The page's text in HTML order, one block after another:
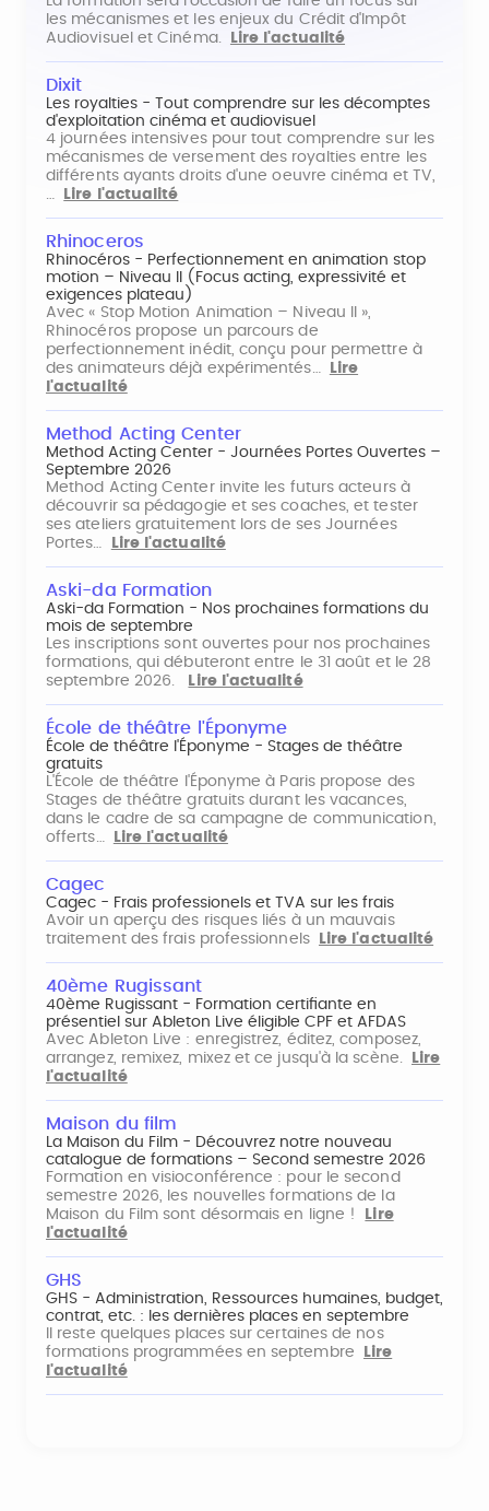
les mécanismes et les enjeux du Crédit d'Impôt
Audiovisuel et Cinéma.
Lire l'actualité
Dixit
Les royalties - Tout comprendre sur les décomptes
d'exploitation cinéma et audiovisuel
4 journées intensives pour tout comprendre sur les
mécanismes de versement des royalties entre les
différents ayants droits d'une oeuvre cinéma et TV,
…
Lire l'actualité
Rhinoceros
Rhinocéros - Perfectionnement en animation stop
motion – Niveau II (Focus acting, expressivité et
exigences plateau)
Avec « Stop Motion Animation – Niveau II »,
Rhinocéros propose un parcours de
perfectionnement inédit, conçu pour permettre à
des animateurs déjà expérimentés…
Lire
l'actualité
Method Acting Center
Method Acting Center - Journées Portes Ouvertes –
Septembre 2026
Method Acting Center invite les futurs acteurs à
découvrir sa pédagogie et ses coaches, et tester
ses ateliers gratuitement lors de ses Journées
Portes…
Lire l'actualité
Aski-da Formation
Aski-da Formation - Nos prochaines formations du
mois de septembre
Les inscriptions sont ouvertes pour nos prochaines
formations, qui débuteront entre le 31 août et le 28
septembre 2026.
Lire l'actualité
École de théâtre l'Éponyme
École de théâtre l'Éponyme - Stages de théâtre
gratuits
L'École de théâtre l'Éponyme à Paris propose des
Stages de théâtre gratuits durant les vacances,
dans le cadre de sa campagne de communication,
offerts…
Lire l'actualité
Cagec
Cagec - Frais professionels et TVA sur les frais
Avoir un aperçu des risques liés à un mauvais
traitement des frais professionnels
Lire l'actualité
40ème Rugissant
40ème Rugissant - Formation certifiante en
présentiel sur Ableton Live éligible CPF et AFDAS
Avec Ableton Live : enregistrez, éditez, composez,
arrangez, remixez, mixez et ce jusqu'à la scène.
Lire
l'actualité
Maison du film
La Maison du Film - Découvrez notre nouveau
catalogue de formations – Second semestre 2026
Formation en visioconférence : pour le second
semestre 2026, les nouvelles formations de la
Maison du Film sont désormais en ligne !
Lire
l'actualité
GHS
GHS - Administration, Ressources humaines, budget,
contrat, etc. : les dernières places en septembre
Il reste quelques places sur certaines de nos
formations programmées en septembre
Lire
l'actualité